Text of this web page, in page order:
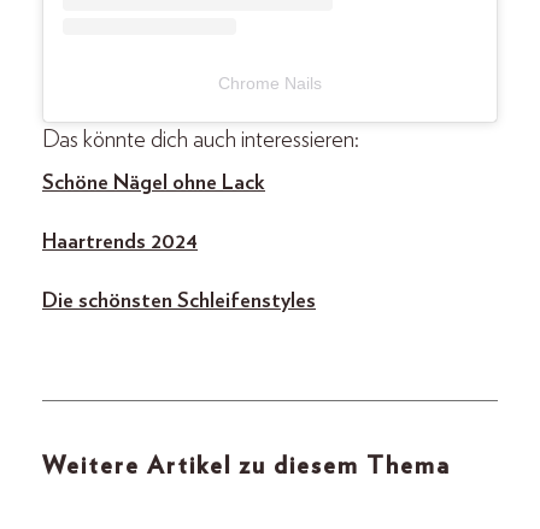
Chrome Nails
Das könnte dich auch interessieren:
Schöne Nägel ohne Lack
Haartrends 2024
Die schönsten Schleifenstyles
Weitere Artikel zu diesem Thema